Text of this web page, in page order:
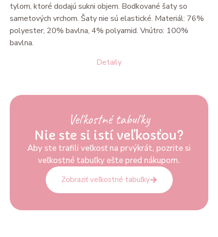
Detaily
tylom, ktoré dodajú sukni objem. Bodkované šaty so
sametových vrchom. Šaty nie sú elastické. Materiál: 76%
polyester, 20% bavlna, 4% polyamid. Vnútro: 100%
bavlna.
Veľkostné tabuľky
Nie ste si istí veľkosťou?
Aby ste trafili veľkosť na prvýkrát, pozrite si
veľkostné tabuľky ešte pred nákupom.
Zobraziť veľkostné tabuľky